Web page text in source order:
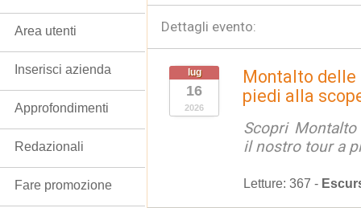
Dettagli evento:
lug
16
2026
Montalto delle
piedi alla
Scopri
il nostro tour a
Letture: 367 -
Area utenti
Inserisci azienda
Approfondimenti
Redazionali
Fare promozione